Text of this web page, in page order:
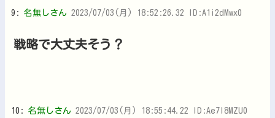
9: 名無しさん 2023/07/03(月) 18:52:26.32 ID:A1i2dMwx0
戦略で大丈夫そう？
10: 名無しさん 2023/07/03(月) 18:55:44.22 ID:Ae7l8MZU0